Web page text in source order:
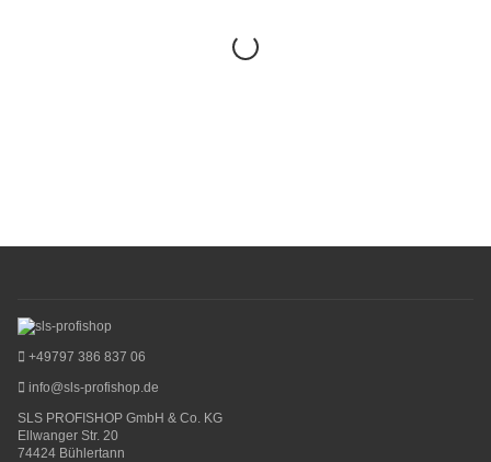
+49797 386 837 06
info@sls-profishop.de
SLS PROFISHOP GmbH & Co. KG
Ellwanger Str. 20
74424 Bühlertann